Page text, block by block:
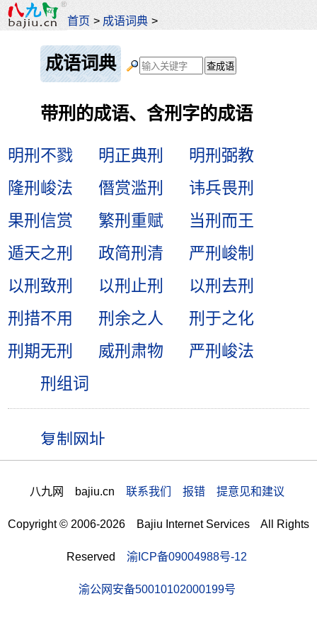
首页 > 成语词典 >
成语词典
带刑的成语、含刑字的成语
明刑不戮 明正典刑
明刑弼教
隆刑峻法
僭赏滥刑
讳兵畏刑
果刑信赏
繁刑重赋
当刑而王
遁天之刑
政简刑清
严刑峻制
以刑致刑
以刑止刑
以刑去刑
刑措不用
刑余之人
刑于之化
刑期无刑
威刑肃物
严刑峻法
刑组词
八九网 bajiu.cn 联系我们 报错 提意见和建议
Copyright © 2006-2026 Bajiu Internet Services All Rights
Reserved 渝ICP备09004988号-12
渝公网安备50010102000199号